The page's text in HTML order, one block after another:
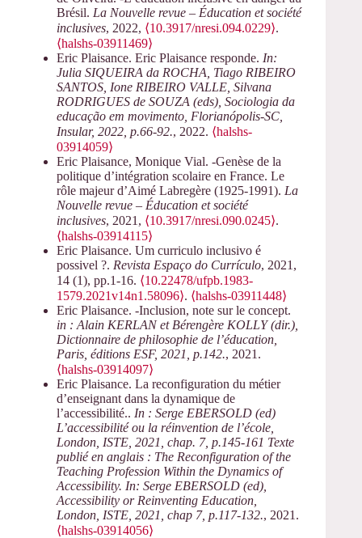
Brésil. La Nouvelle revue – Éducation et société
inclusives, 2022, ⟨10.3917/nresi.094.0229⟩.
⟨halshs-03911469⟩
Eric Plaisance. Eric Plaisance responde. In:
Julia SIQUEIRA da ROCHA, Tiago RIBEIRO
SANTOS, Ione RIBEIRO VALLE, Silvana
RODRIGUES de SOUZA (eds), Sociologia da
educação em movimento, Florianópolis-SC,
Insular, 2022, p.66-92., 2022. ⟨halshs-
03914059⟩
Eric Plaisance, Monique Vial. -Genèse de la
politique d’intégration scolaire en France. Le
rôle majeur d’Aimé Labregère (1925-1991). La
Nouvelle revue – Éducation et société
inclusives, 2021, ⟨10.3917/nresi.090.0245⟩.
⟨halshs-03914115⟩
Eric Plaisance. Um curriculo inclusivo é
possivel ?. Revista Espaço do Currículo, 2021,
14 (1), pp.1-16. ⟨10.22478/ufpb.1983-
1579.2021v14n1.58096⟩. ⟨halshs-03911448⟩
Eric Plaisance. -Inclusion, note sur le concept.
in : Alain KERLAN et Bérengère KOLLY (dir.),
Dictionnaire de philosophie de l’éducation,
Paris, éditions ESF, 2021, p.142., 2021.
⟨halshs-03914097⟩
Eric Plaisance. La reconfiguration du métier
d’enseignant dans la dynamique de
l’accessibilité.. In : Serge EBERSOLD (ed)
L’accessibilité ou la réinvention de l’école,
London, ISTE, 2021, chap. 7, p.145-161 Texte
publié en anglais : The Reconfiguration of the
Teaching Profession Within the Dynamics of
Accessibility. In: Serge EBERSOLD (ed),
Accessibility or Reinventing Education,
London, ISTE, 2021, chap 7, p.117-132., 2021.
⟨halshs-03914056⟩